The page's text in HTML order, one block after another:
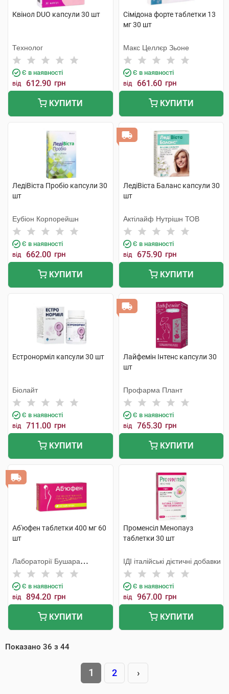
Квінол DUO капсули 30 шт
Технолог
Є в наявності
від 612.90 грн
КУПИТИ
Сімідона форте таблетки 13
мг 30 шт
Макс Целлєр Зьоне
Є в наявності
від 661.60 грн
КУПИТИ
ЛедіВіста Пробіо капсули 30
шт
Еубіон Корпорейшн
Є в наявності
від 662.00 грн
КУПИТИ
ЛедіВіста Баланс капсули 30
шт
Актілайф Нутрішн ТОВ
Є в наявності
від 675.90 грн
КУПИТИ
Естронорміл капсули 30 шт
Біолайт
Є в наявності
від 711.00 грн
КУПИТИ
Лайфемін Інтенс капсули 30
шт
Профарма Плант
Є в наявності
від 765.30 грн
КУПИТИ
Аб'юфен таблетки 400 мг 60
шт
Лабораторії Бушара
Рекордаті
Є в наявності
від 894.20 грн
КУПИТИ
Променсіл Менопауз
таблетки 30 шт
ІДІ італійські дієтичні добавки
Є в наявності
від 967.00 грн
КУПИТИ
Показано 36 з 44
1 2 ›